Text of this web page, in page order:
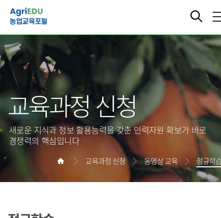
교육과정 신청
새로운 지식과 정보 활용능력을 갖춘 인력자원 확보가 바로
경쟁력의 핵심입니다
교육과정 신청 동영상 교육 정규학